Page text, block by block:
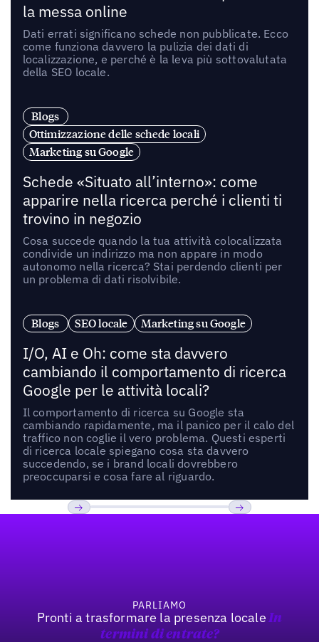
la messa online
Dati errati significano schede non pubblicate. Ecco
come funziona davvero la pulizia dei dati di
localizzazione, e perché è la leva più sottovalutata
della SEO locale.
Blogs
Ottimizzazione delle schede locali
Marketing su Google
Schede «Situato all’interno»: come
apparire nella ricerca perché i clienti ti
trovino in negozio
Cosa succede quando la tua attività colocalizzata
condivide un indirizzo ma non appare in modo
autonomo nella ricerca? Stai perdendo clienti per
un problema di dati risolvibile.
Blogs SEO locale Marketing su Google
I/O, AI e Oh: come sta davvero
cambiando il comportamento di ricerca
Google per le attività locali?
Il comportamento di ricerca su Google sta
cambiando rapidamente, ma il panico per il calo del
traffico non coglie il vero problema. Questi esperti
di ricerca locale spiegano cosa sta davvero
succedendo, se i brand locali dovrebbero
preoccuparsi e cosa fare al riguardo.
PARLIAMO
Pronti a trasformare la presenza locale In
termini di entrate?